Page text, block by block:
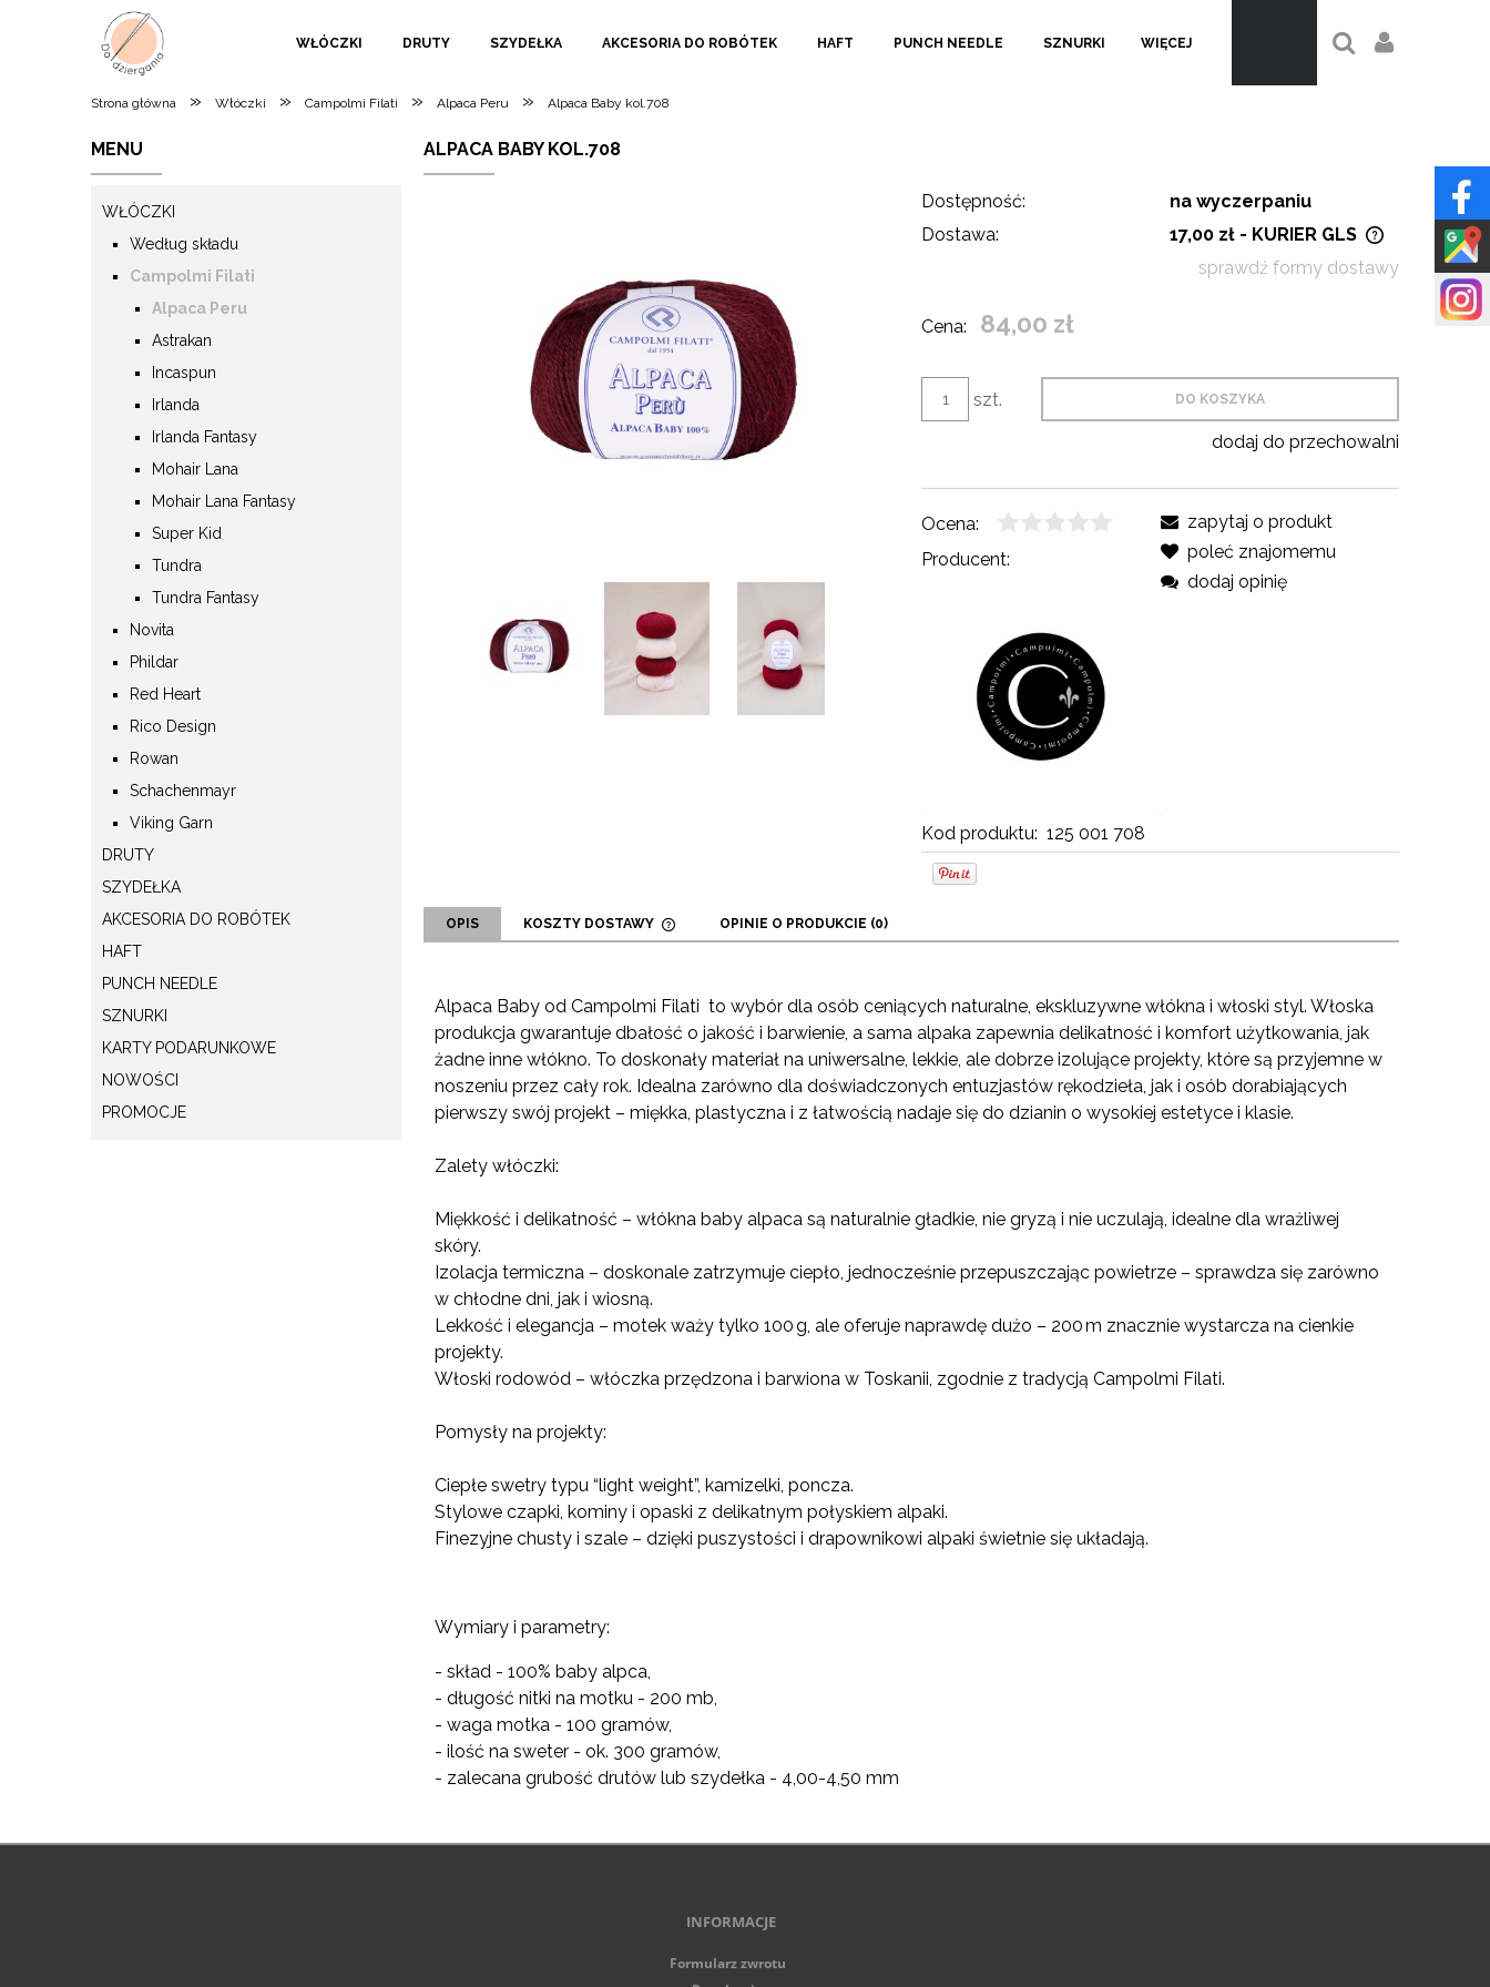
WŁÓCZKI DRUTY SZYDEŁKA AKCESORIA DO ROBÓTEK HAFT PUNCH NEEDLE SZNURKI WIĘCEJ
Strona główna » Włóczki » Campolmi Filati » Alpaca Peru » Alpaca Baby kol.708
MENU
WŁÓCZKI
Według składu
Campolmi Filati
Alpaca Peru
Astrakan
Incaspun
Irlanda
Irlanda Fantasy
Mohair Lana
Mohair Lana Fantasy
Super Kid
Tundra
Tundra Fantasy
Novita
Phildar
Red Heart
Rico Design
Rowan
Schachenmayr
Viking Garn
DRUTY
SZYDEŁKA
AKCESORIA DO ROBÓTEK
HAFT
PUNCH NEEDLE
SZNURKI
KARTY PODARUNKOWE
NOWOŚCI
PROMOCJE
ALPACA BABY KOL.708
Dostępność:
na wyczerpaniu
Dostawa:
17,00 zł - KURIER GLS
sprawdź formy dostawy
Cena: 84,00 zł
szt. DO KOSZYKA
dodaj do przechowalni
Ocena:
Producent:
Kod produktu: 125 001 708
zapytaj o produkt
poleć znajomemu
dodaj opinię
OPIS KOSZTY DOSTAWY OPINIE O PRODUKCIE (0)
Alpaca Baby od Campolmi Filati to wybór dla osób ceniących naturalne, ekskluzywne włókna i włoski styl. Włoska
produkcja gwarantuje dbałość o jakość i barwienie, a sama alpaka zapewnia delikatność i komfort użytkowania, jak
żadne inne włókno. To doskonały materiał na uniwersalne, lekkie, ale dobrze izolujące projekty, które są przyjemne w
noszeniu przez cały rok. Idealna zarówno dla doświadczonych entuzjastów rękodzieła, jak i osób dorabiających
pierwszy swój projekt – miękka, plastyczna i z łatwością nadaje się do dzianin o wysokiej estetyce i klasie.
Zalety włóczki:
Miękkość i delikatność – włókna baby alpaca są naturalnie gładkie, nie gryzą i nie uczulają, idealne dla wrażliwej
skóry.
Izolacja termiczna – doskonale zatrzymuje ciepło, jednocześnie przepuszczając powietrze – sprawdza się zarówno
w chłodne dni, jak i wiosną.
Lekkość i elegancja – motek waży tylko 100 g, ale oferuje naprawdę dużo – 200 m znacznie wystarcza na cienkie
projekty.
Włoski rodowód – włóczka przędzona i barwiona w Toskanii, zgodnie z tradycją Campolmi Filati.
Pomysły na projekty:
Ciepłe swetry typu “light weight”, kamizelki, poncza.
Stylowe czapki, kominy i opaski z delikatnym połyskiem alpaki.
Finezyjne chusty i szale – dzięki puszystości i drapownikowi alpaki świetnie się układają.
Wymiary i parametry:
- skład - 100% baby alpca,
- długość nitki na motku - 200 mb,
- waga motka - 100 gramów,
- ilość na sweter - ok. 300 gramów,
- zalecana grubość drutów lub szydełka - 4,00-4,50 mm
INFORMACJE
Formularz zwrotu